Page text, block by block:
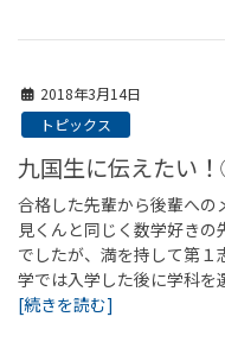
2018年3月14日
トピックス
九国生に伝えたい
合格した先輩から後輩への
見くんと同じく数学好き
でしたが、満を持して第
学では入学した後に学科
[続きを読む]